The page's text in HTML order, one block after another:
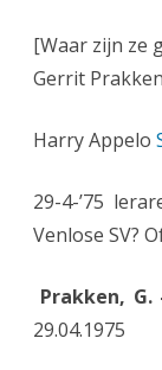
[Waar zijn ze
Gerrit Prakken
Harry Appelo
29-4-’75
Venlose SV?
Prakken, G.
29.04.1975